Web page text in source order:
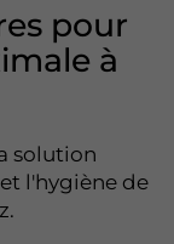
pour
à
solution
l'hygiène de